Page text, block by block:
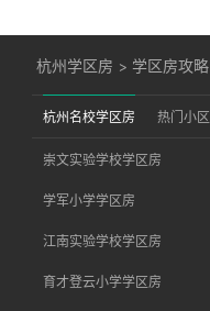
杭州学区房 > 学区房攻略
杭州名校学区房 热门小区
崇文实验学校学区房
学军小学学区房
江南实验学校学区房
育才登云小学学区房